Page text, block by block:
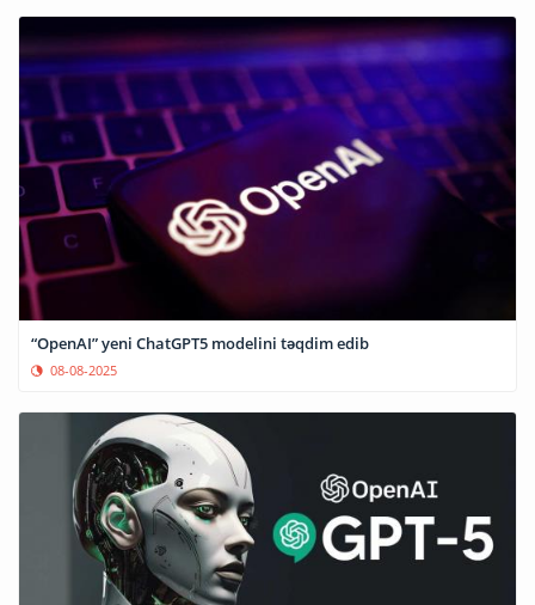
“OpenAI” yeni ChatGPT5 modelini təqdim edib
08-08-2025